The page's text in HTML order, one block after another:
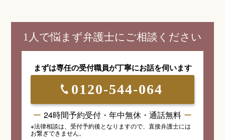
1人で悩まず弁護士にご相談ください
まずは専任の受付職員が丁寧にお話を伺います
0120-544-064
24時間予約受付・年中無休・通話無料
※法律相談は、受付予約後となりますので、 直接弁護士には
お繋ぎできません。